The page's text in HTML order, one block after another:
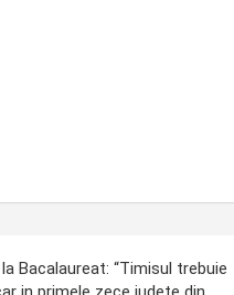
Bacalaureat: “Timisul trebuie